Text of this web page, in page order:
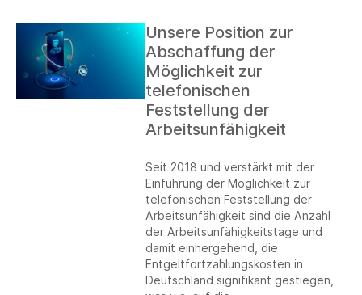
Unsere Position zur
Abschaffung der
Möglichkeit zur
telefonischen
Feststellung der
Arbeitsunfähigkeit
Seit 2018 und verstärkt mit der
Einführung der Möglichkeit zur
telefonischen Feststellung der
Arbeitsunfähigkeit sind die Anzahl
der Arbeitsunfähigkeitstage und
damit einhergehend, die
Entgeltfortzahlungskosten in
Deutschland signifikant gestiegen,